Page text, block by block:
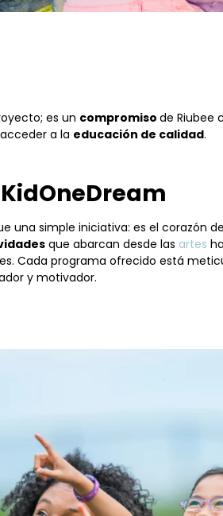
es un compromiso de Riubee
a la educación de calidad.
una simple iniciativa: es el corazón
que abarcan desde las artes
Cada programa ofrecido está
y motivador.